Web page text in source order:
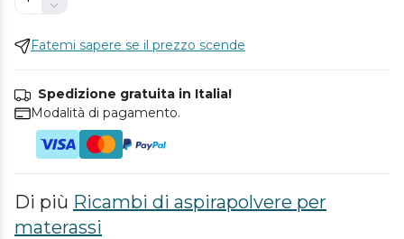
Fatemi sapere se il prezzo scende
Spedizione gratuita in Italia!
Modalità di pagamento.
Di più Ricambi di aspirapolvere per
materassi